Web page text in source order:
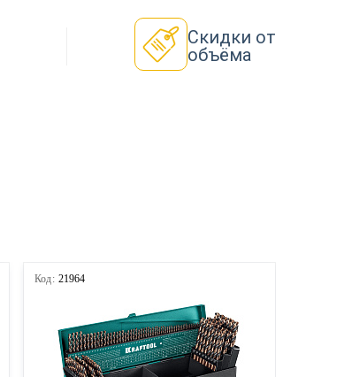
Скидки от
объёма
Код: 21964